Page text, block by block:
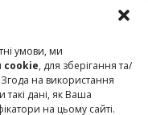
умови, ми
cookie, для зберігання та/
на використання
дані, як Ваша
на цьому сайті.